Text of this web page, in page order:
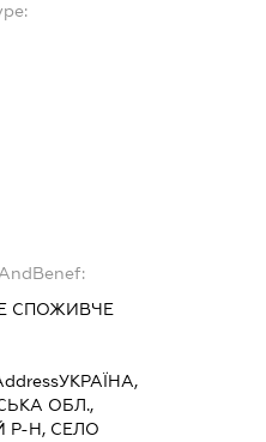
СПОЖИВЧЕ
УКРАЇНА,
ОБЛ.,
Р-Н, СЕЛО